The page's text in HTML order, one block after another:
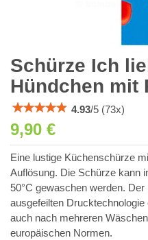
Schürze Ich
Hündchen mit
4.93/5 (73x)
9,90 €
Eine lustige Küchenschürze
Auflösung. Die Schürze kann
50°C gewaschen werden.
ausgefeilten
auch nach mehreren
europäischen Normen.